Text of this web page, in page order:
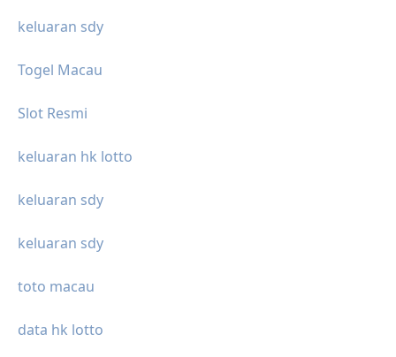
keluaran sdy
Togel Macau
Slot Resmi
keluaran hk lotto
keluaran sdy
keluaran sdy
toto macau
data hk lotto